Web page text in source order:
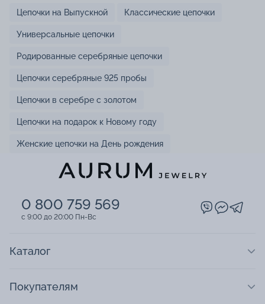
Цепочки на Выпускной Классические цепочки
Универсальные цепочки
Родированные серебряные цепочки
Цепочки серебряные 925 пробы
Цепочки в серебре с золотом
Цепочки на подарок к Новому году
Женские цепочки на День рождения
0 800 759 569
c 9:00 до 20:00 Пн-Вс
Каталог
Покупателям